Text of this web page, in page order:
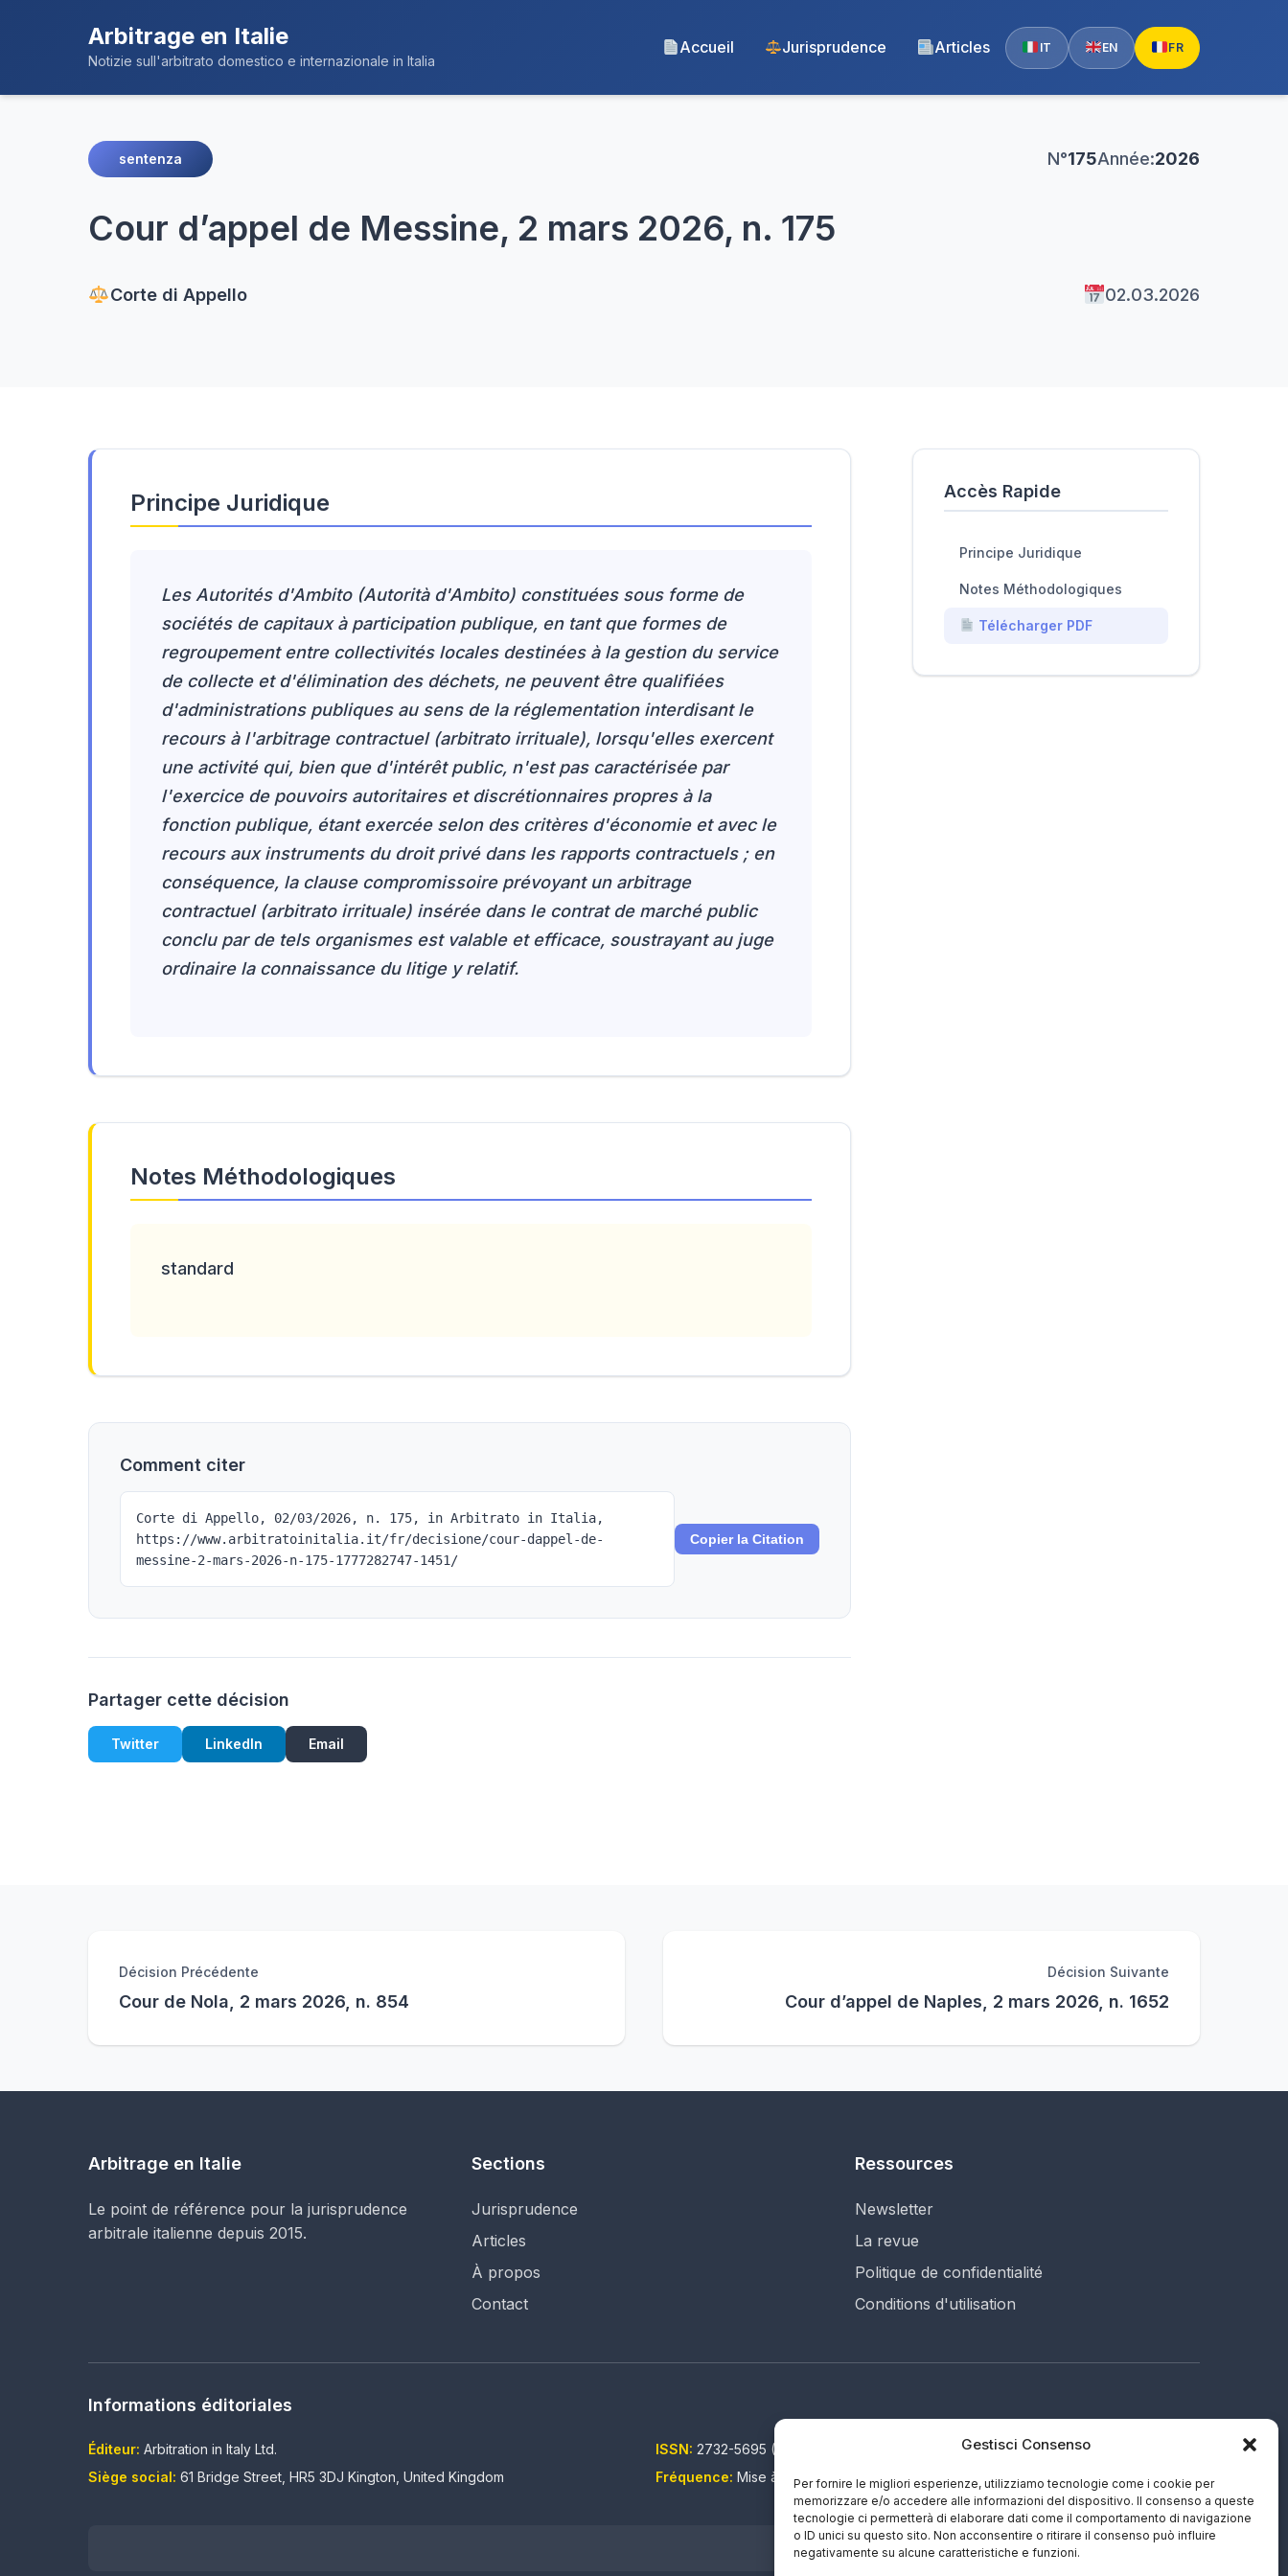
Gestisci Consenso
Per fornire le migliori esperienze, utilizziamo tecnologie come i cookie per
memorizzare e/o accedere alle informazioni del dispositivo. Il consenso a queste
tecnologie ci permetterà di elaborare dati come il comportamento di navigazione
o ID unici su questo sito. Non acconsentire o ritirare il consenso può influire
negativamente su alcune caratteristiche e funzioni.
Arbitrage en Italie
Notizie sull'arbitrato domestico e internazionale in Italia
Accueil Jurisprudence Articles IT EN FR
sentenza N°175Année:2026
Cour d’appel de Messine, 2 mars 2026, n. 175
Corte di Appello 02.03.2026
Principe Juridique
Les Autorités d'Ambito (Autorità d'Ambito) constituées sous forme de
sociétés de capitaux à participation publique, en tant que formes de
regroupement entre collectivités locales destinées à la gestion du service
de collecte et d'élimination des déchets, ne peuvent être qualifiées
d'administrations publiques au sens de la réglementation interdisant le
recours à l'arbitrage contractuel (arbitrato irrituale), lorsqu'elles exercent
une activité qui, bien que d'intérêt public, n'est pas caractérisée par
l'exercice de pouvoirs autoritaires et discrétionnaires propres à la
fonction publique, étant exercée selon des critères d'économie et avec le
recours aux instruments du droit privé dans les rapports contractuels ; en
conséquence, la clause compromissoire prévoyant un arbitrage
contractuel (arbitrato irrituale) insérée dans le contrat de marché public
conclu par de tels organismes est valable et efficace, soustrayant au juge
ordinaire la connaissance du litige y relatif.
Notes Méthodologiques
standard
Comment citer
Corte di Appello, 02/03/2026, n. 175, in Arbitrato in Italia,
https://www.arbitratoinitalia.it/fr/decisione/cour-dappel-de-
messine-2-mars-2026-n-175-1777282747-1451/
Copier la Citation
Partager cette décision
Twitter LinkedIn Email
Accès Rapide
Principe Juridique
Notes Méthodologiques
Télécharger PDF
Décision Précédente
Cour de Nola, 2 mars 2026, n. 854
Décision Suivante
Cour d’appel de Naples, 2 mars 2026, n. 1652
Arbitrage en Italie
Le point de référence pour la jurisprudence
arbitrale italienne depuis 2015.
Sections
Jurisprudence
Articles
À propos
Contact
Ressources
Newsletter
La revue
Politique de confidentialité
Conditions d'utilisation
Informations éditoriales
Éditeur: Arbitration in Italy Ltd.
Siège social: 61 Bridge Street, HR5 3DJ Kington, United Kingdom
ISSN: 2732-5695 (IT) - 2732-5687 (EN)
Fréquence: Mise à jour continue